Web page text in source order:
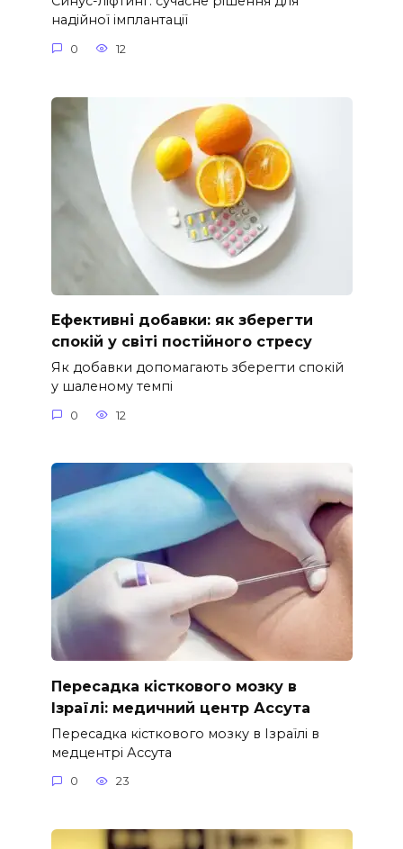
надійної імплантації
0 12
Ефективні добавки: як зберегти
спокій у світі постійного стресу
Як добавки допомагають зберегти спокій
у шаленому темпі
0 12
Пересадка кісткового мозку в
Ізраїлі: медичний центр Ассута
Пересадка кісткового мозку в Ізраїлі в
медцентрі Ассута
0 23